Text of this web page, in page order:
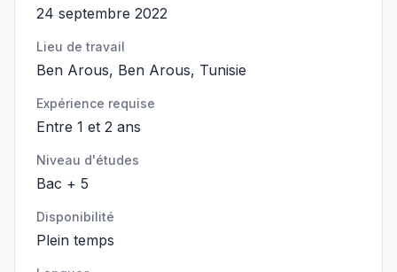
24 septembre 2022
Lieu de travail
Ben Arous, Ben Arous, Tunisie
Expérience requise
Entre 1 et 2 ans
Niveau d'études
Bac + 5
Disponibilité
Plein temps